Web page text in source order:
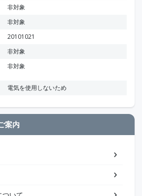
非対象
非対象
20101021
非対象
非対象
電気を使用しないため
案内